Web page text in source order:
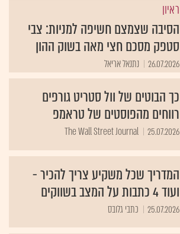
ראיון
הסיבה שצמצם חשיפה למניות: צבי
סטפק מסכם חצי מאה בשוק ההון
26.07.2026 נתנאל אריאל
כך הבוטים של וול סטריט גורפים
רווחים מהפוסטים של טראמפ
25.07.2026
The Wall Street Journal
המדריך שכל משקיע צריך להכיר -
ועוד 4 כתבות על המצב בשווקים
25.07.2026 כתבי גלובס